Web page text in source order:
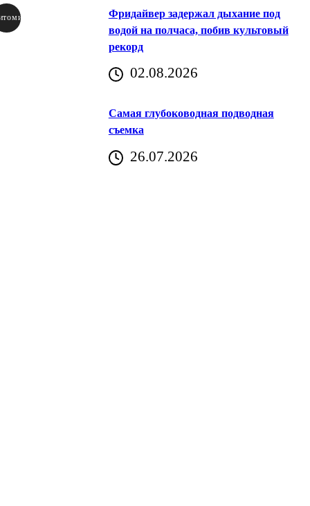
Фридайвер задержал дыхание под
водой на полчаса, побив культовый
рекорд
02.08.2026
Самая глубоководная подводная
съемка
26.07.2026